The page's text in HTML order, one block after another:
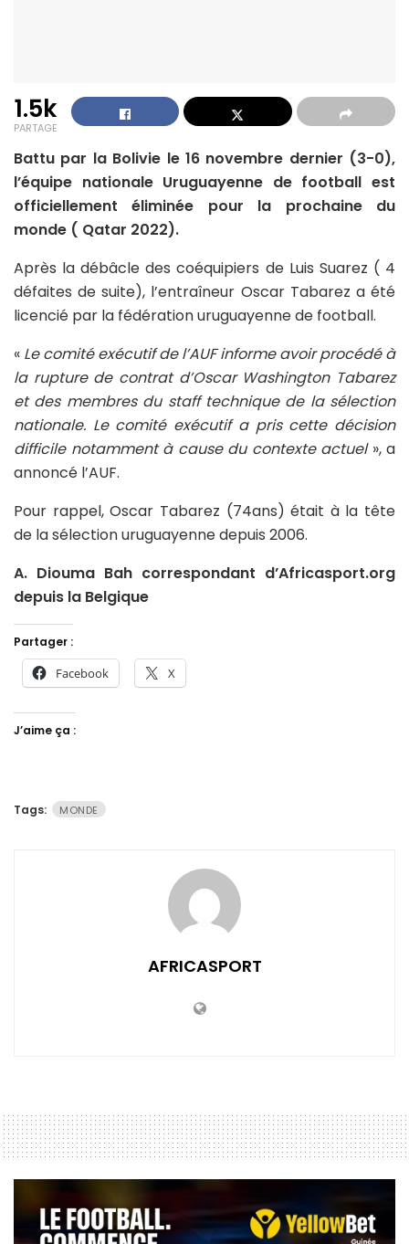
1.5k
PARTAGE
Battu par la Bolivie le 16 novembre dernier (3-0),
l’équipe nationale Uruguayenne de football est
officiellement éliminée pour la prochaine du
monde ( Qatar 2022).
Après la débâcle des coéquipiers de Luis Suarez ( 4
défaites de suite), l’entraîneur Oscar Tabarez a été
licencié par la fédération uruguayenne de football.
« Le comité exécutif de l’AUF informe avoir procédé à
la rupture de contrat d’Oscar Washington Tabarez
et des membres du staff technique de la sélection
nationale. Le comité exécutif a pris cette décision
difficile notamment à cause du contexte actuel», a
annoncé l’AUF.
Pour rappel, Oscar Tabarez (74ans) était à la tête
de la sélection uruguayenne depuis 2006.
A. Diouma Bah correspondant d’Africasport.org
depuis la Belgique
Partager :
Facebook X
J’aime ça :
Tags: MONDE
AFRICASPORT